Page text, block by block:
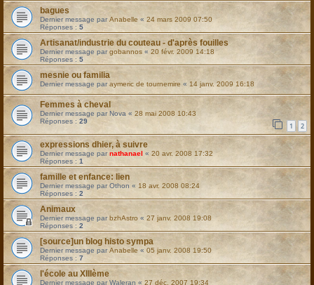
bagues
Dernier message parAnabelle « 24 mars 2009 07:50
Réponses : 5
Artisanat/industrie du couteau - d'après fouilles
Dernier message pargobannos « 20 févr. 2009 14:18
Réponses : 5
mesnie ou familia
Dernier message paraymeric de tournemire « 14 janv. 2009 16:18
Femmes à cheval
Dernier message par Nova « 28 mai 2008 10:43
Réponses : 29 1 2
expressions dhier, à suivre
Dernier message parnathanael « 20 avr. 2008 17:32
Réponses : 1
famille et enfance: lien
Dernier message parOthon « 18 avr. 2008 08:24
Réponses : 2
Animaux
Dernier message parbzhAstro « 27 janv. 2008 19:08
Réponses : 2
[source]un blog histo sympa
Dernier message parAnabelle « 05 janv. 2008 19:50
Réponses : 7
l'école au XIIIème
Dernier message parWaleran « 27 déc. 2007 19:34